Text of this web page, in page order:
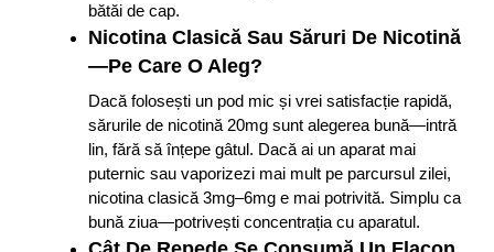
bătăi de cap.
Nicotina Clasică Sau Săruri De Nicotină
—Pe Care O Aleg?
Dacă folosești un pod mic și vrei satisfacție rapidă,
sărurile de nicotină 20mg sunt alegerea bună—intră
lin, fără să înțepe gâtul. Dacă ai un aparat mai
puternic sau vaporizezi mai mult pe parcursul zilei,
nicotina clasică 3mg–6mg e mai potrivită. Simplu ca
bună ziua—potrivești concentrația cu aparatul.